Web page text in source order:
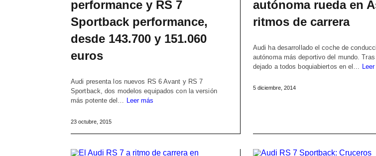
performance y RS 7
Sportback performance,
desde 143.700 y 151.060
euros
Audi presenta los nuevos RS 6 Avant y RS 7
Sportback, dos modelos equipados con la versión
más potente del… Leer más
23 octubre, 2015
autónoma rueda en
ritmos de carrera
Audi ha desarrollado el coche de
autónoma más deportivo del mundo. Tras
dejado a todos boquiabiertos en el…
5 diciembre, 2014